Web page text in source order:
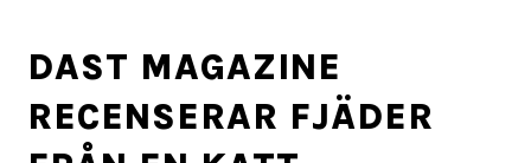
DAST MAGAZINE
RECENSERAR FJÄDER